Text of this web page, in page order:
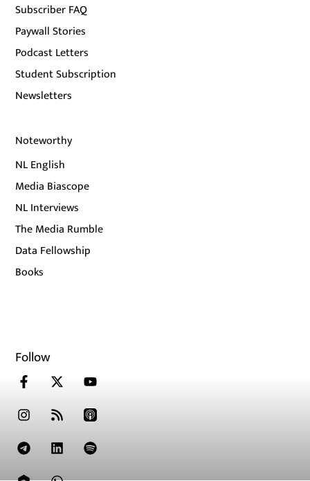
Subscriber FAQ
Paywall Stories
Podcast Letters
Student Subscription
Newsletters
Noteworthy
NL English
Media Biascope
NL Interviews
The Media Rumble
Data Fellowship
Books
Follow